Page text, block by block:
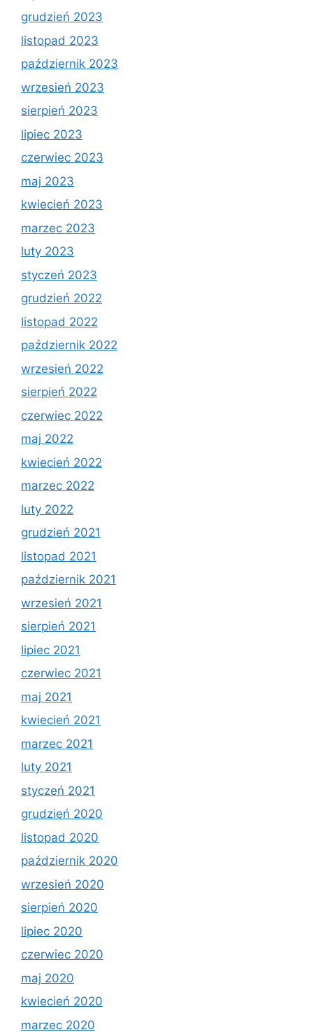
grudzień 2023
listopad 2023
październik 2023
wrzesień 2023
sierpień 2023
lipiec 2023
czerwiec 2023
maj 2023
kwiecień 2023
marzec 2023
luty 2023
styczeń 2023
grudzień 2022
listopad 2022
październik 2022
wrzesień 2022
sierpień 2022
czerwiec 2022
maj 2022
kwiecień 2022
marzec 2022
luty 2022
grudzień 2021
listopad 2021
październik 2021
wrzesień 2021
sierpień 2021
lipiec 2021
czerwiec 2021
maj 2021
kwiecień 2021
marzec 2021
luty 2021
styczeń 2021
grudzień 2020
listopad 2020
październik 2020
wrzesień 2020
sierpień 2020
lipiec 2020
czerwiec 2020
maj 2020
kwiecień 2020
marzec 2020